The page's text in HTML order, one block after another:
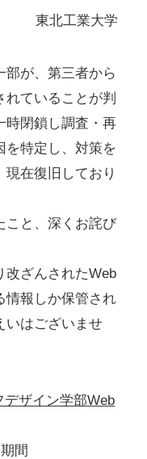
東北工業大学
部が、第三者から
ていることが判
時閉鎖し調査・再
を特定し、対策を
在復旧しており
こと、深くお詫び
改ざんされたWeb
情報しか保管され
いはございませ
デザイン学部Web
間